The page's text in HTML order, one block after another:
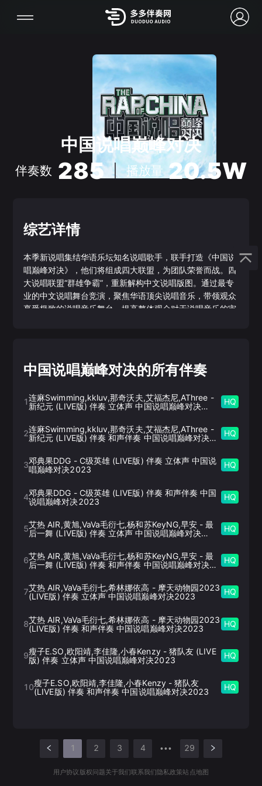
中国说唱巅峰对决
伴奏数 285 播放量 20.5W
综艺详情
本季新说唱集结华语乐坛知名说唱歌手，联手打造《中国说
唱巅峰对决》，他们将组成四大联盟，为团队荣誉而战。四
大说唱联盟“群雄争霸”，重新解构中文说唱版图。通过最专
业的中文说唱舞台竞演，聚焦华语顶尖说唱音乐，带领观众
享受极致的说唱音乐舞台，提高整体观众对于说唱音乐的审
中国说唱巅峰对决的所有伴奏
1连麻Swimming,kkluv,那奇沃夫,艾福杰尼,AThree -
新纪元 (LIVE版) 伴奏 立体声 中国说唱巅峰对决
HQ
2连麻Swimming,kkluv,那奇沃夫,艾福杰尼,AThree -
新纪元 (LIVE版) 伴奏 和声伴奏 中国说唱巅峰对决
HQ
3邓典果DDG - C级英雄 (LIVE版) 伴奏 立体声 中国说
唱巅峰对决2023
HQ
4邓典果DDG - C级英雄 (LIVE版) 伴奏 和声伴奏 中国
说唱巅峰对决2023
HQ
5艾热 AIR,黄旭,VaVa毛衍七,杨和苏KeyNG,早安 -最
后一舞 (LIVE版) 伴奏 立体声 中国说唱巅峰对决
HQ
6艾热 AIR,黄旭,VaVa毛衍七,杨和苏KeyNG,早安 -最
后一舞 (LIVE版) 伴奏 和声伴奏 中国说唱巅峰对决
HQ
7艾热 AIR,VaVa毛衍七,希林娜依高 - 摩天动物园2023
(LIVE版) 伴奏 立体声 中国说唱巅峰对决2023
HQ
8艾热 AIR,VaVa毛衍七,希林娜依高 - 摩天动物园2023
(LIVE版) 伴奏 和声伴奏 中国说唱巅峰对决2023
HQ
9瘦子E.SO,欧阳靖,李佳隆,小春Kenzy- 猪队友 (LIVE
版) 伴奏 立体声 中国说唱巅峰对决2023
HQ
10瘦子E.SO,欧阳靖,李佳隆,小春Kenzy-猪队友
(LIVE版) 伴奏 和声伴奏 中国说唱巅峰对决2023
HQ
1 2 3 4 ••• 29
用户协议 版权问题关于我们联系我们 隐私政策站点地图